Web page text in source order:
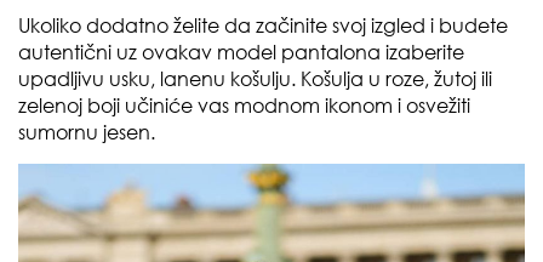
Ukoliko dodatno želite da začinite svoj izgled i budete
autentični uz ovakav model pantalona izaberite
upadljivu usku, lanenu košulju. Košulja u roze, žutoj ili
zelenoj boji učiniće vas modnom ikonom i osvežiti
sumornu jesen.